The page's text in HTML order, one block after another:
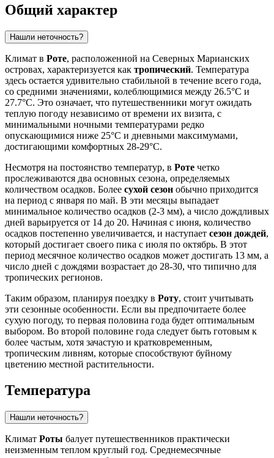
Общий характер
Нашли неточность?
Климат в Роте, расположенной на Северных Марианских
островах, характеризуется как тропический. Температура
здесь остается удивительно стабильной в течение всего года,
со средними значениями, колеблющимися между 26.5°C и
27.7°C. Это означает, что путешественники могут ожидать
теплую погоду независимо от времени их визита, с
минимальными ночными температурами редко
опускающимися ниже 25°C и дневными максимумами,
достигающими комфортных 28-29°C.
Несмотря на постоянство температур, в Роте четко
прослеживаются два основных сезона, определяемых
количеством осадков. Более сухой сезон обычно приходится
на период с января по май. В эти месяцы выпадает
минимальное количество осадков (2-3 мм), а число дождливых
дней варьируется от 14 до 20. Начиная с июня, количество
осадков постепенно увеличивается, и наступает сезон дождей,
который достигает своего пика с июля по октябрь. В этот
период месячное количество осадков может достигать 13 мм, а
число дней с дождями возрастает до 28-30, что типично для
тропических регионов.
Таким образом, планируя поездку в Роту, стоит учитывать
эти сезонные особенности. Если вы предпочитаете более
сухую погоду, то первая половина года будет оптимальным
выбором. Во второй половине года следует быть готовым к
более частым, хотя зачастую и кратковременным,
тропическим ливням, которые способствуют буйному
цветению местной растительности.
Температура
Нашли неточность?
Климат Роты балует путешественников практически
неизменным теплом круглый год. Среднемесячные